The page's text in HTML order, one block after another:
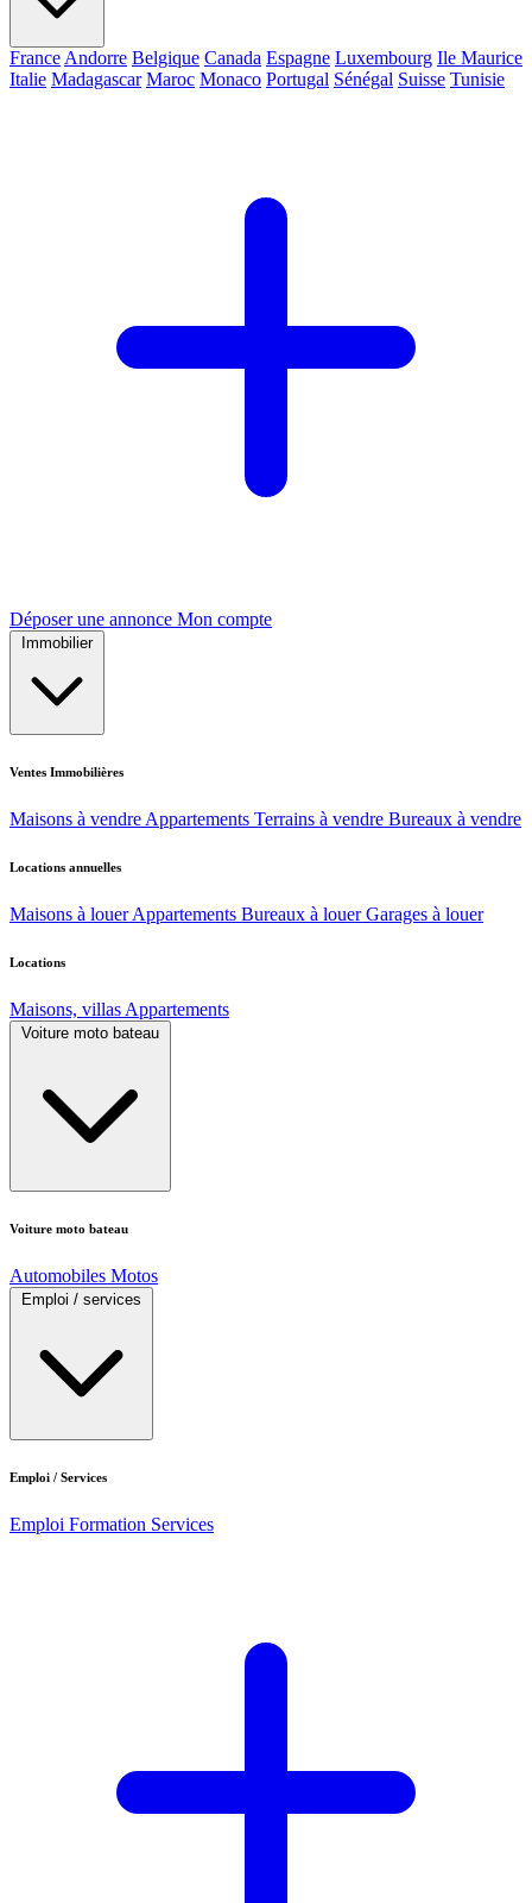
France Andorre Belgique Canada Espagne Luxembourg Ile Maurice
Italie Madagascar Maroc Monaco Portugal Sénégal Suisse Tunisie
Déposer une annonce Mon compte
Immobilier
Ventes Immobilières
Maisons à vendre Appartements Terrains à vendre Bureaux à vendre
Locations annuelles
Maisons à louer Appartements Bureaux à louer Garages à louer
Locations
Maisons, villas Appartements
Voiture moto bateau
Voiture moto bateau
Automobiles Motos
Emploi / services
Emploi / Services
Emploi Formation Services